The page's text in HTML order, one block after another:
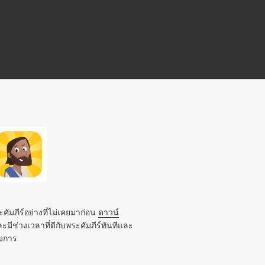
มภีร์อย่างที่ไม่เคยมาก่อน ดาวน์
ะมีช่วงเวลาที่ดีกับพระคัมภีร์ทันทีและ
าร